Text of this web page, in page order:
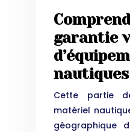
garantie
nautiques
Cette partie
matériel
géographique